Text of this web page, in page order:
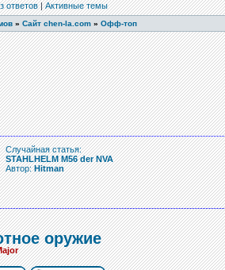
ответов|Активные темы
» Сайт chen-la.com » Офф-топ
Случайная статья:
STAHLHELM M56 der NVA
Автор:Hitman
оружие